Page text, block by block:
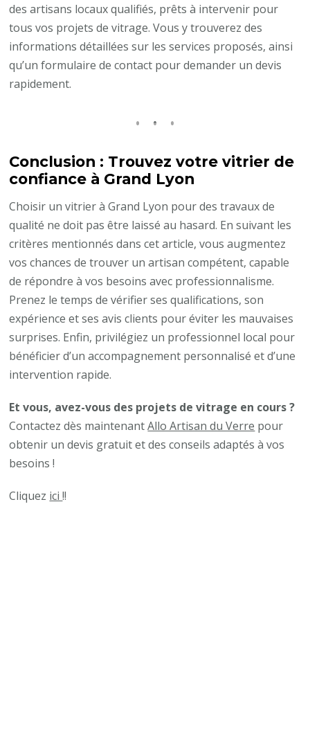
des artisans locaux qualifiés, prêts à intervenir pour
tous vos projets de vitrage. Vous y trouverez des
informations détaillées sur les services proposés, ainsi
qu’un formulaire de contact pour demander un devis
rapidement.
Conclusion : Trouvez votre vitrier de
confiance à Grand Lyon
Choisir un vitrier à Grand Lyon pour des travaux de
qualité ne doit pas être laissé au hasard. En suivant les
critères mentionnés dans cet article, vous augmentez
vos chances de trouver un artisan compétent, capable
de répondre à vos besoins avec professionnalisme.
Prenez le temps de vérifier ses qualifications, son
expérience et ses avis clients pour éviter les mauvaises
surprises. Enfin, privilégiez un professionnel local pour
bénéficier d’un accompagnement personnalisé et d’une
intervention rapide.
Et vous, avez-vous des projets de vitrage en cours ?
Contactez dès maintenantAllo Artisan du Verre pour
obtenir un devis gratuit et des conseils adaptés à vos
besoins !
Cliquez ici!!